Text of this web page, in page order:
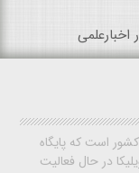
اخبارعلمی
است که پایگاه
در حال فعالیت